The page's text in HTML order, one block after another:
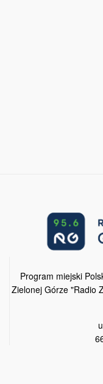
Program miejski
Zielonej Górze "Radio